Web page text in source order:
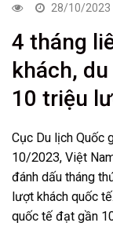
28/10/2023
4 tháng
khách,
10 triệu
Cục Du lịch Quốc
10/2023, Việt
đánh dấu tháng
lượt khách quốc
quốc tế đạt gần